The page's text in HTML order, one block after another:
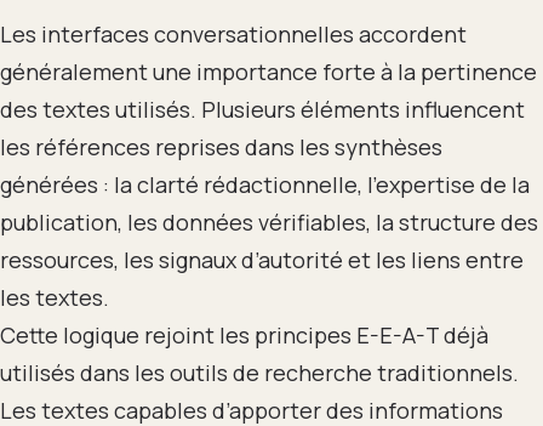
Les interfaces conversationnelles accordent
généralement une importance forte à la pertinence
des textes utilisés. Plusieurs éléments influencent
les références reprises dans les synthèses
générées : la clarté rédactionnelle, l’expertise de la
publication, les données vérifiables, la structure des
ressources, les signaux d’autorité et les liens entre
les textes.
Cette logique rejoint les principes E-E-A-T déjà
utilisés dans les outils de recherche traditionnels.
Les textes capables d’apporter des informations